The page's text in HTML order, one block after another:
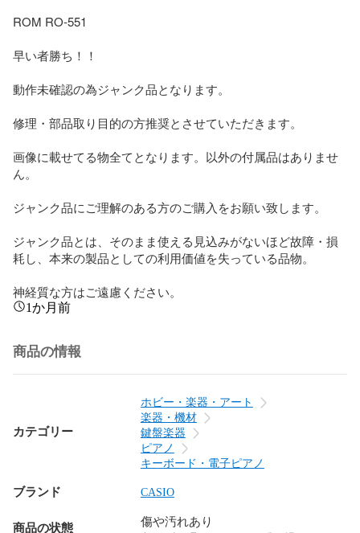
ROM RO-551
早い者勝ち！！
動作未確認の為ジャンク品となります。
修理・部品取り目的の方推奨とさせていただきます。
画像に載せてる物全てとなります。以外の付属品はありませ
ん。
ジャンク品にご理解のある方のご購入をお願い致します。
ジャンク品とは、そのまま使える見込みがないほど故障・損
耗し、本来の製品としての利用価値を失っている品物。
神経質な方はご遠慮ください。
1か月前
商品の情報
カテゴリー
ホビー・楽器・アート
楽器・機材
鍵盤楽器
ピアノ
キーボード・電子ピアノ
ブランド CASIO
商品の状態 傷や汚れあり